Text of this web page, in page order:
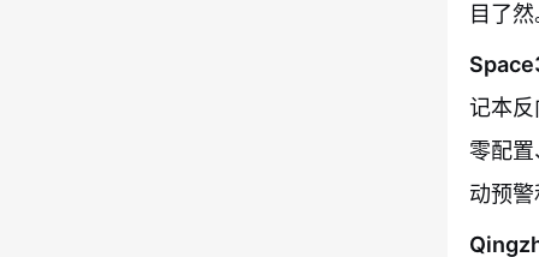
目了
记本
零配
动预